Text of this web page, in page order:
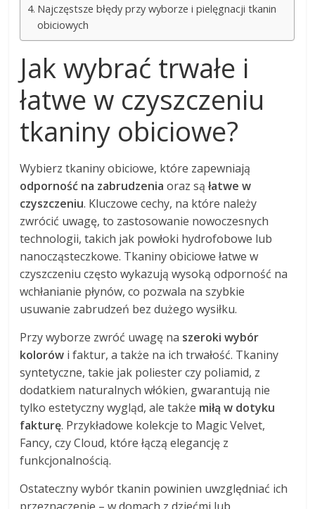
Najczęstsze błędy przy wyborze i pielęgnacji tkanin
obiciowych
Jak wybrać trwałe i
łatwe w czyszczeniu
tkaniny obiciowe?
Wybierz tkaniny obiciowe, które zapewniają
odporność na zabrudzenia oraz sąłatwe w
czyszczeniu. Kluczowe cechy, na które należy
zwrócić uwagę, to zastosowanie nowoczesnych
technologii, takich jak powłoki hydrofobowe lub
nanocząsteczkowe. Tkaniny obiciowe łatwe w
czyszczeniu często wykazują wysoką odporność na
wchłanianie płynów, co pozwala na szybkie
usuwanie zabrudzeń bez dużego wysiłku.
Przy wyborze zwróć uwagę na szeroki wybór
kolorów i faktur, a także na ich trwałość. Tkaniny
syntetyczne, takie jak poliester czy poliamid, z
dodatkiem naturalnych włókien, gwarantują nie
tylko estetyczny wygląd, ale także miłą w dotyku
fakturę. Przykładowe kolekcje to Magic Velvet,
Fancy, czy Cloud, które łączą elegancję z
funkcjonalnością.
Ostateczny wybór tkanin powinien uwzględniać ich